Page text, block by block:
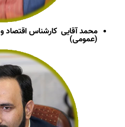
محمد آقایی کارشناس اقتصاد و
(عمومی)